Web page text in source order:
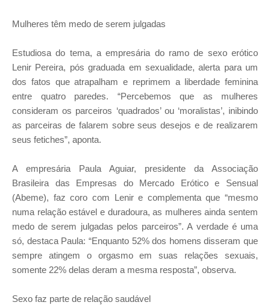
Mulheres têm medo de serem julgadas
Estudiosa do tema, a empresária do ramo de sexo erótico
Lenir Pereira, pós graduada em sexualidade, alerta para um
dos fatos que atrapalham e reprimem a liberdade feminina
entre quatro paredes. “Percebemos que as mulheres
consideram os parceiros ‘quadrados’ ou ‘moralistas’, inibindo
as parceiras de falarem sobre seus desejos e de realizarem
seus fetiches”, aponta.
A empresária Paula Aguiar, presidente da Associação
Brasileira das Empresas do Mercado Erótico e Sensual
(Abeme), faz coro com Lenir e complementa que “mesmo
numa relação estável e duradoura, as mulheres ainda sentem
medo de serem julgadas pelos parceiros”. A verdade é uma
só, destaca Paula: “Enquanto 52% dos homens disseram que
sempre atingem o orgasmo em suas relações sexuais,
somente 22% delas deram a mesma resposta”, observa.
Sexo faz parte de relação saudável